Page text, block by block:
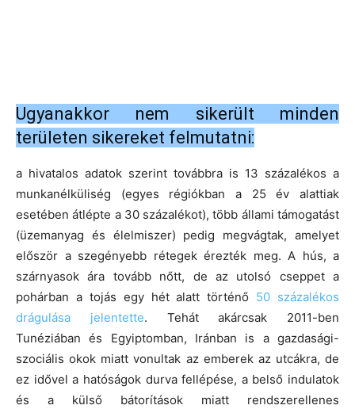
Ugyanakkor nem sikerült minden
területen sikereket felmutatni:
a hivatalos adatok szerint továbbra is 13 százalékos a
munkanélküliség (egyes régiókban a 25 év alattiak
esetében átlépte a 30 százalékot), több állami támogatást
(üzemanyag és élelmiszer) pedig megvágtak, amelyet
először a szegényebb rétegek érezték meg. A hús, a
szárnyasok ára tovább nőtt, de az utolsó cseppet a
pohárban a tojás egy hét alatt történő 50 százalékos
drágulása jelentette. Tehát akárcsak 2011-ben
Tunéziában és Egyiptomban, Iránban is a gazdasági-
szociális okok miatt vonultak az emberek az utcákra, de
ez idővel a hatóságok durva fellépése, a belső indulatok
és a külső bátorítások miatt rendszerellenes